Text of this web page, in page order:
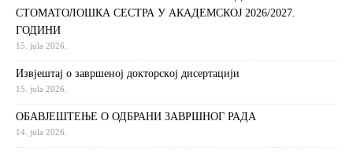
СТОМАТОЛОШКА СЕСТРА У АКАДЕМСКОЈ 2026/2027.
ГОДИНИ
15. jula 2026.
Извjeштaj o зaвршeнoj дoктoрскoj дисeртaциjи
15. jula 2026.
ОБАВЈЕШТЕЊЕ О ОДБРАНИ ЗАВРШНОГ РАДА
14. jula 2026.